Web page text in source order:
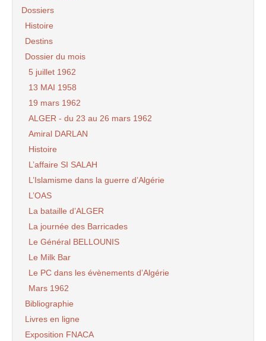
Dossiers
Histoire
Destins
Dossier du mois
5 juillet 1962
13 MAI 1958
19 mars 1962
ALGER - du 23 au 26 mars 1962
Amiral DARLAN
Histoire
L’affaire SI SALAH
L’Islamisme dans la guerre d’Algérie
L’OAS
La bataille d’ALGER
La journée des Barricades
Le Général BELLOUNIS
Le Milk Bar
Le PC dans les évènements d’Algérie
Mars 1962
Bibliographie
Livres en ligne
Exposition FNACA